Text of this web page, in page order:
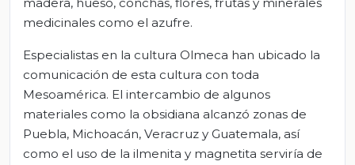
medicinales como el azufre.
Especialistas en la cultura Olmeca han ubicado la
comunicación de esta cultura con toda
Mesoamérica. El intercambio de algunos
materiales como la obsidiana alcanzó zonas de
Puebla, Michoacán, Veracruz y Guatemala, así
como el uso de la ilmenita y magnetita serviría de